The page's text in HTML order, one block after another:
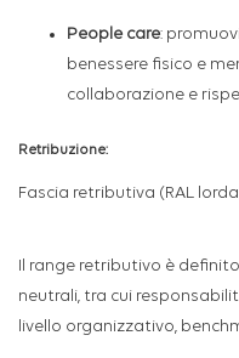
People care:
benessere fisico e
collaborazione e
Retribuzione:
Fascia retributiva (RAL
Il range retributivo è
neutrali, tra cui
livello organizzativo,